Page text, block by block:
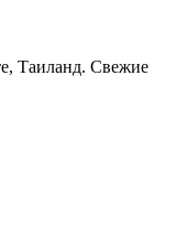
Таиланд. Свежие